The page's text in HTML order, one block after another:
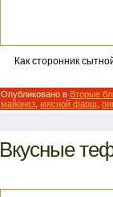
Как сторонник
Опубликовано в Вторые
майонез мясной фарш
Вкусные